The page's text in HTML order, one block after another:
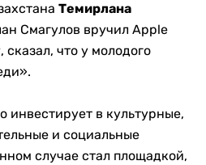
Темирлана
Смагулов вручил Apple
что у молодого
инвестирует в культурные,
и социальные
случае стал площадкой,